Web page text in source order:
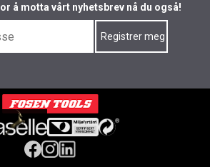
å motta vårt nyhetsbrev nå du også!